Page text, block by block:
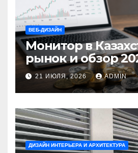
ВЕБ-ДИЗАЙН
Монитор в
рынок и обзор
Ветер Shop.kz
21 ИЮЛЯ, 2026 ADMIN
ДИЗАЙН ИНТЕРЬЕРА И АРХИТЕКТУРА